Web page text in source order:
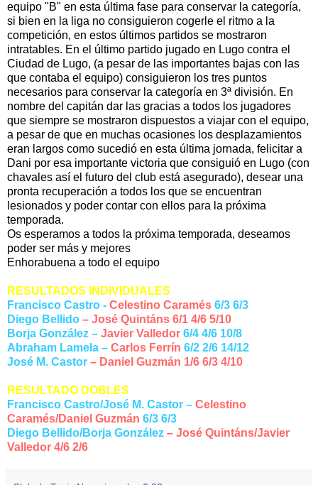
equipo "B" en esta última fase para conservar la categoría,
si bien en la liga no consiguieron cogerle el ritmo a la
competición, en estos últimos partidos se mostraron
intratables. En el último partido jugado en Lugo contra el
Ciudad de Lugo, (a pesar de las importantes bajas con las
que contaba el equipo) consiguieron los tres puntos
necesarios para conservar la categoría en 3ª división. En
nombre del capitán dar las gracias a todos los jugadores
que siempre se mostraron dispuestos a viajar con el equipo,
a pesar de que en muchas ocasiones los desplazamientos
eran largos como sucedió en esta última jornada, felicitar a
Dani por esa importante victoria que consiguió en Lugo (con
chavales así el futuro del club está asegurado), desear una
pronta recuperación a todos los que se encuentran
lesionados y poder contar con ellos para la próxima
temporada.
Os esperamos a todos la próxima temporada, deseamos
poder ser más y mejores
Enhorabuena a todo el equipo
RESULTADOS INDIVIDUALES
Francisco Castro - Celestino Caramés 6/3 6/3
Diego Bellido – José Quintáns 6/1 4/6 5/10
Borja González – Javier Valledor 6/4 4/6 10/8
Abraham Lamela – Carlos Ferrín 6/2 2/6 14/12
José M. Castor – Daniel Guzmán 1/6 6/3 4/10
RESULTADO DOBLES
Francisco Castro/José M. Castor – Celestino
Caramés/Daniel Guzmán 6/3 6/3
Diego Bellido/Borja González – José Quintáns/Javier
Valledor 4/6 2/6